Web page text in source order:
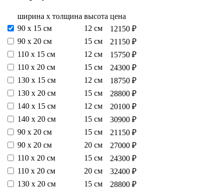
ширина х толщина высота цена
90 х 15 см
12 см
12150 ₽
90 х 20 см
15 см
21150 ₽
110 х 15 см
12 см
15750 ₽
110 х 20 см
15 см
24300 ₽
130 х 15 см
12 см
18750 ₽
130 х 20 см
15 см
28800 ₽
140 х 15 см
12 см
20100 ₽
140 х 20 см
15 см
30900 ₽
90 х 20 см
15 см
21150 ₽
90 х 20 см
20 см
27000 ₽
110 х 20 см
15 см
24300 ₽
110 х 20 см
20 см
32400 ₽
130 х 20 см
15 см
28800 ₽